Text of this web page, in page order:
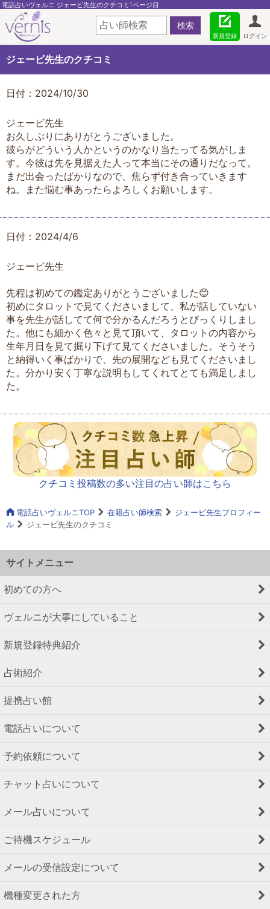
電話占いヴェルニ ジェービ先生のクチコミ1ページ目
ログイン
新規登録
ジェービ先生のクチコミ
日付：2024/10/30
ジェービ先生
お久しぶりにありがとうございました。
彼らがどういう人かというのかなり当たってる気がしま
す。今彼は先を見据えた人って本当にその通りだなって。
まだ出会ったばかりなので、焦らず付き合っていきます
ね。また悩む事あったらよろしくお願いします。
日付：2024/4/6
ジェービ先生
先程は初めての鑑定ありがとうございました😊
初めにタロットで見てくださいまして、私が話していない
事を先生が話してて何で分かるんだろうとびっくりしまし
た。他にも細かく色々と見て頂いて、タロットの内容から
生年月日を見て掘り下げて見てくださいました。そうそう
と納得いく事ばかりで、先の展開なども見てくださいまし
た。分かり安く丁寧な説明もしてくれてとても満足しまし
た。
クチコミ投稿数の多い注目の占い師はこちら
電話占いヴェルニTOP 在籍占い師検索
ジェービ先生プロフィー
ル
ジェービ先生のクチコミ
サイトメニュー
初めての方へ
ヴェルニが大事にしていること
新規登録特典紹介
占術紹介
提携占い館
電話占いについて
予約依頼について
チャット占いについて
メール占いについて
ご待機スケジュール
メールの受信設定について
機種変更された方